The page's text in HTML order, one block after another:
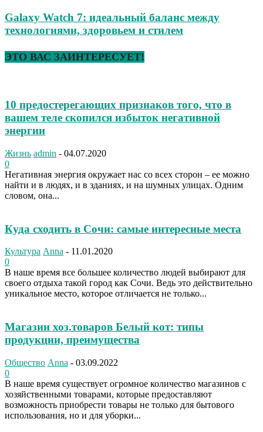
Galaxy Watch 7: идеальный баланс между
технологиями, здоровьем и стилем
ЭТО ВАС ЗАИНТЕРЕСУЕТ!
10 предостерегающих признаков того, что в
вашем теле скопился избыток негативной
энергии
Жизнь admin - 04.07.2020
0
Негативная энергия окружает нас со всех сторон – ее можно
найти и в людях, и в зданиях, и на шумных улицах. Одним
словом, она...
Куда сходить в Сочи: самые интересные места
Культура Anna - 11.01.2020
0
В наше время все большее количество людей выбирают для
своего отдыха такой город как Сочи. Ведь это действительно
уникальное место, которое отличается не только...
Магазин хоз.товаров Белый кот: типы
продукции, преимущества
Общество Anna - 03.09.2022
0
В наше время существует огромное количество магазинов с
хозяйственными товарами, которые предоставляют
возможность приобрести товары не только для бытового
использования, но и для уборки...